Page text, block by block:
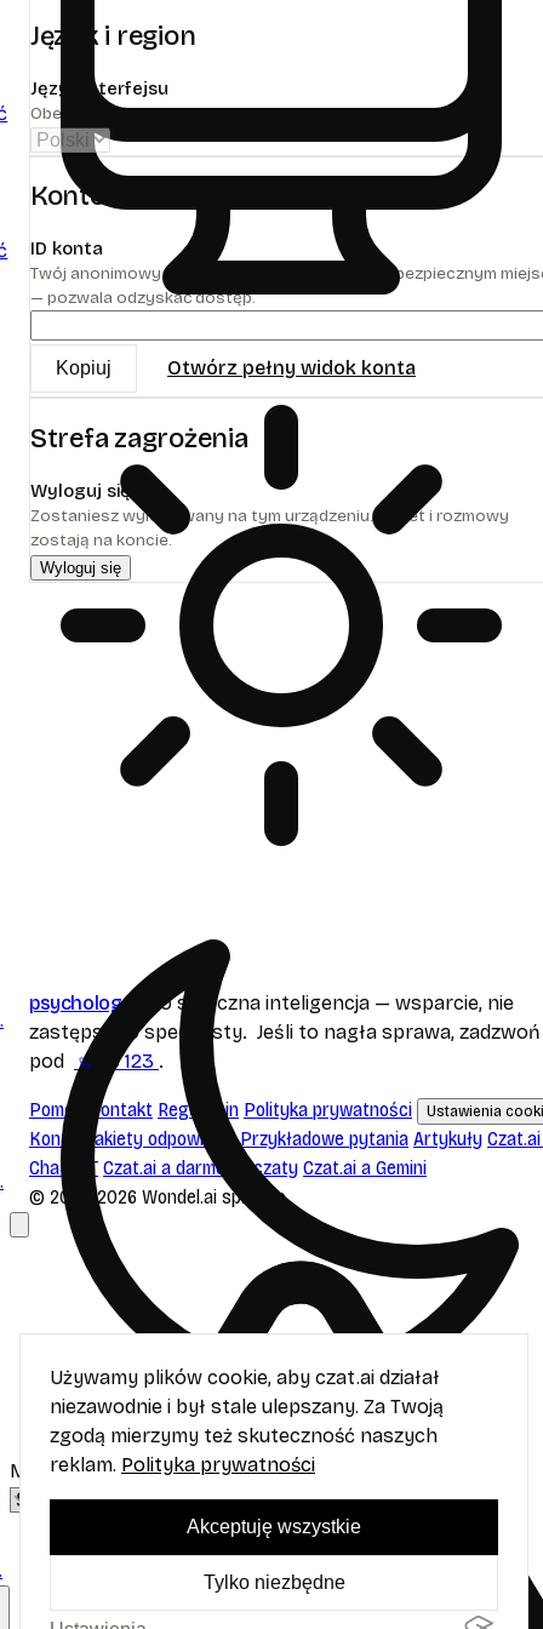
Motyw
Język i region
Język interfejsu
Obecnie tylko polski.
Konto
ID konta
Twój anonimowy identyfikator. Zachowaj go w bezpiecznym
— pozwala odzyskać dostęp.
Kopiuj Otwórz pełny widok konta
Strefa zagrożenia
Wyloguj się
Zostaniesz wylogowany na tym urządzeniu. Pakiet i rozmowy
zostają na koncie.
Wyloguj się
psycholog ai
to sztuczna inteligencja — wsparcie, nie
zastępstwo specjalisty. Jeśli to nagła sprawa, zadzwoń
pod
116 123 .
Pomoc Kontakt Regulamin Polityka prywatności Ustawienia
Konto Pakiety odpowiedzi Przykładowe pytania Artykuły
ChatGPT Czat.ai a darmowe czaty Czat.ai a Gemini
© 2023-2026 Wondel.ai sp. z o.o.
Używamy plików cookie, aby czat.ai działał
niezawodnie i był stale ulepszany. Za Twoją
zgodą mierzymy też skuteczność naszych
reklam. Polityka prywatności
Akceptuję wszystkie
Tylko niezbędne